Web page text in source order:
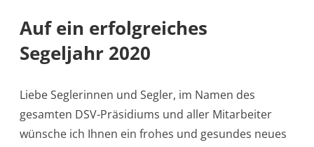
Auf ein erfolgreiches
Segeljahr 2020
Liebe Seglerinnen und Segler, im Namen des
gesamten DSV-Präsidiums und aller Mitarbeiter
wünsche ich Ihnen ein frohes und gesundes neues